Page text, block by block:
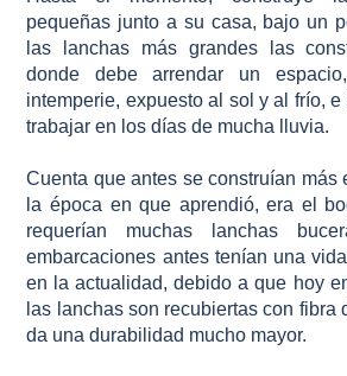
pequeñas junto a su casa, bajo un
las lanchas más grandes las
donde debe arrendar un
intemperie, expuesto al sol y al frío,
trabajar en los días de mucha lluvia.
Cuenta que antes se construían más
la época en que aprendió, era el
requerían muchas lanchas
embarcaciones antes tenían una
en la actualidad, debido a que hoy
las lanchas son recubiertas con fibra
da una durabilidad mucho mayor.